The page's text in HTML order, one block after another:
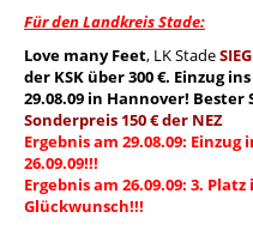
Für den Landkreis Stade:
Love many Feet, LK Stade
der KSK über 300 €. Einzug
29.08.09 in Hannover! Bester
Sonderpreis 150 € der NEZ
Ergebnis am 29.08.09:
26.09.09!!!
Ergebnis am 26.09.09: 3.
Glückwunsch!!!